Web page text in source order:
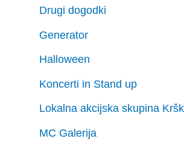
Drugi dogodki
Generator
Halloween
Koncerti in Stand up
Lokalna akcijska skupina
MC Galerija